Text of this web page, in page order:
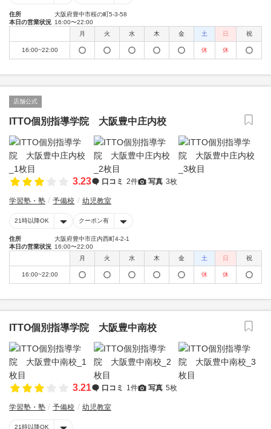
住所
大阪府豊中市桜の町5-3-58
本日の営業状況 16:00〜22:00
月
火 水 木 金 土 日 祝
16:00~22:00 休 休
店舗公式
ITTO個別指導学院 大阪豊中庄内校
3.23 口コミ 2件 写真 3枚
学習塾・塾 予備校 幼児教室
21時以降OK クーポン有
住所
大阪府豊中市庄内西町4-2-1
本日の営業状況 16:00〜22:00
月
火 水 木 金 土 日 祝
16:00~22:00 休 休
ITTO個別指導学院 大阪豊中南校
3.21 口コミ 1件 写真 5枚
学習塾・塾 予備校 幼児教室
21時以降OK